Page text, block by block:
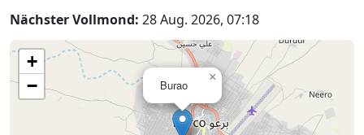
Nächster Vollmond: 28 Aug. 2026, 07:18
Burao
×
+
−